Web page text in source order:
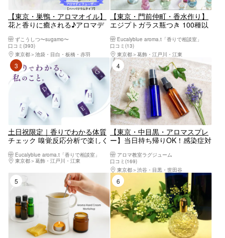
【東京・巣鴨・アロマオイル】
花と香りに癒される♪アロマデ
ムタイプ、ブーケタイプの料金
は異なります
ずこうしつ〜sugamo〜
口コミ(393)
東京都
池袋・目白・板橋・赤羽
【東京・門前仲町・香水作り】
エジプトガラス瓶つき 100種以
水＜土日祝プラン＞
Eucalyblue aroma.t「香りで相談室」
口コミ(13)
東京都
葛飾・江戸川・江東
3位
土日祝限定｜香りでわかる体質
チェック 嗅覚反応分析で楽しく
Eucalyblue aroma.t「香りで相談室」
東京都
葛飾・江戸川・江東
4位
【東京・中目黒・アロマスプレ
ー】当日持ち帰りOK！感染症対
れる世界にひとつだけのアロマ
作り
アロマ教室ラグジューム
口コミ(169)
東京都
渋谷・目黒・世田谷